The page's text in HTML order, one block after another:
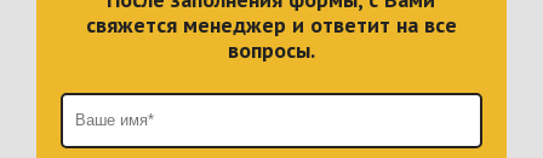
свяжется менеджер и ответит на все
вопросы.